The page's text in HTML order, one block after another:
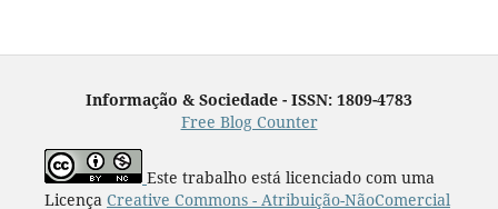
Informação & Sociedade - ISSN: 1809-4783
Free Blog Counter
Este trabalho está licenciado com uma
Licença Creative Commons - Atribuição-NãoComercial